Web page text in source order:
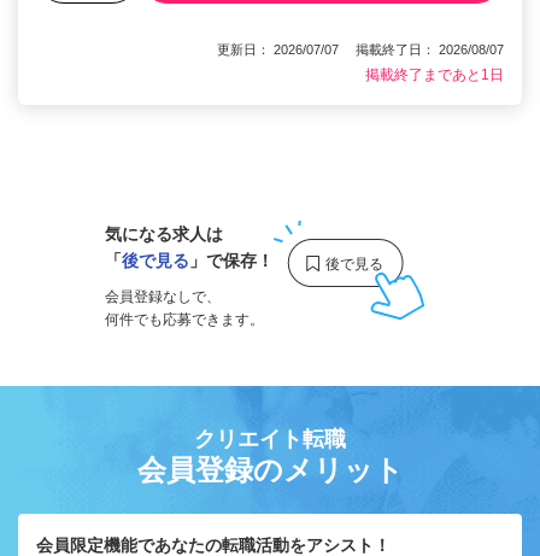
更新日： 2026/07/07 掲載終了日： 2026/08/07
掲載終了まであと1日
気になる求人は
「後で見る 」で保存！
会員登録なしで、
何件でも応募できます。
クリエイト転職
会員登録のメリット
会員限定機能であなたの転職活動をアシスト！